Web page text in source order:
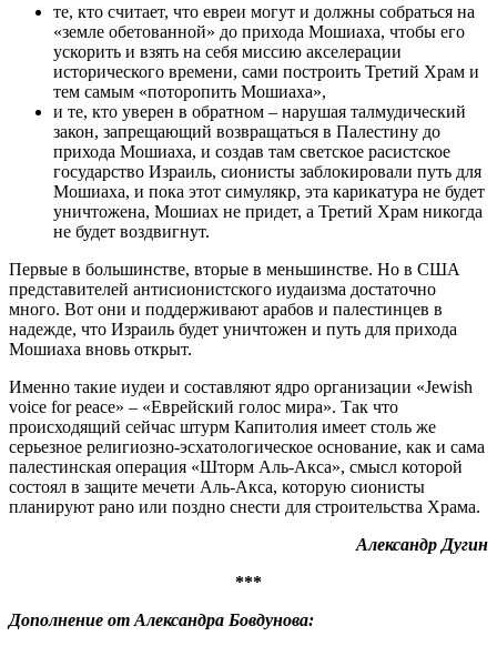
те, кто считает, что евреи могут и должны собраться на
«земле обетованной» до прихода Мошиаха, чтобы его
ускорить и взять на себя миссию акселерации
исторического времени, сами построить Третий Храм и
тем самым «поторопить Мошиаха»,
и те, кто уверен в обратном – нарушая талмудический
закон, запрещающий возвращаться в Палестину до
прихода Мошиаха, и создав там светское расистское
государство Израиль, сионисты заблокировали путь для
Мошиаха, и пока этот симулякр, эта карикатура не будет
уничтожена, Мошиах не придет, а Третий Храм никогда
не будет воздвигнут.
Первые в большинстве, вторые в меньшинстве. Но в США
представителей антисионистского иудаизма достаточно
много. Вот они и поддерживают арабов и палестинцев в
надежде, что Израиль будет уничтожен и путь для прихода
Мошиаха вновь открыт.
Именно такие иудеи и составляют ядро организации «Jewish
voice for peace» – «Еврейский голос мира». Так что
происходящий сейчас штурм Капитолия имеет столь же
серьезное религиозно-эсхатологическое основание, как и сама
палестинская операция «Шторм Аль-Акса», смысл которой
состоял в защите мечети Аль-Акса, которую сионисты
планируют рано или поздно снести для строительства Храма.
Александр Дугин
***
Дополнение от Александра Бовдунова: